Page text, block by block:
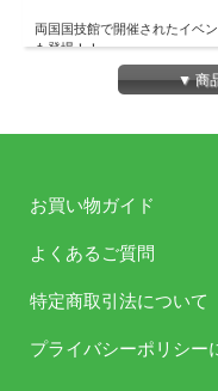
両国国技館で開催されたイベ
も登場！！
9月4日の一般販売に先駆けて
※本編および特典映像に
発売日
アーテ
西川
▼ 商
お買い物ガイド
よくあるご質問
特定商取引法について
プライバシーポリシー